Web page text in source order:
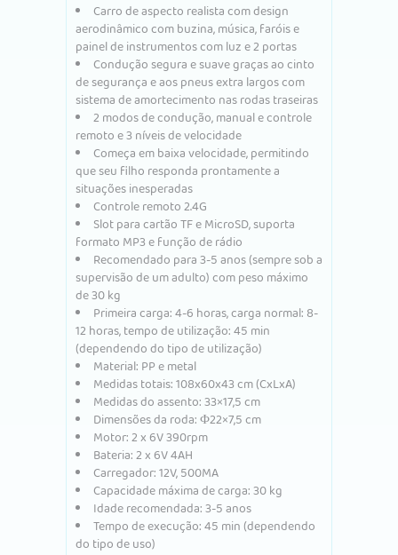
Carro de aspecto realista com design
aerodinâmico com buzina, música, faróis e
painel de instrumentos com luz e 2 portas
Condução segura e suave graças ao cinto
de segurança e aos pneus extra largos com
sistema de amortecimento nas rodas traseiras
2 modos de condução, manual e controle
remoto e 3 níveis de velocidade
Começa em baixa velocidade, permitindo
que seu filho responda prontamente a
situações inesperadas
Controle remoto 2.4G
Slot para cartão TF e MicroSD, suporta
formato MP3 e função de rádio
Recomendado para 3-5 anos (sempre sob a
supervisão de um adulto) com peso máximo
de 30 kg
Primeira carga: 4-6 horas, carga normal: 8-
12 horas, tempo de utilização: 45 min
(dependendo do tipo de utilização)
Material: PP e metal
Medidas totais: 108x60x43 cm (CxLxA)
Medidas do assento: 33×17,5 cm
Dimensões da roda: Ф22×7,5 cm
Motor: 2 x 6V 390rpm
Bateria: 2 x 6V 4AH
Carregador: 12V, 500MA
Capacidade máxima de carga: 30 kg
Idade recomendada: 3-5 anos
Tempo de execução: 45 min (dependendo
do tipo de uso)